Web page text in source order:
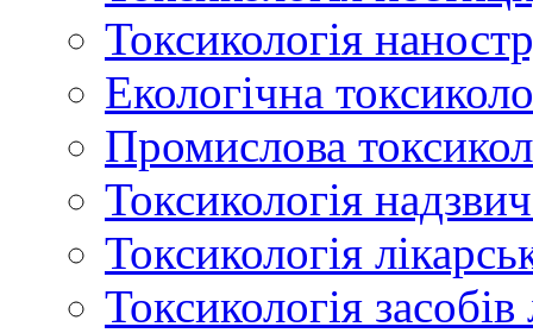
Токсикологія
Екологічна
Промислова
Токсикологія
Токсикологія
Токсикологія